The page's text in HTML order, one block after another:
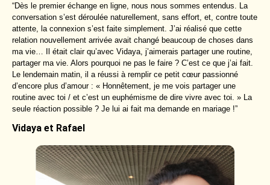
“Dès le premier échange en ligne, nous nous sommes entendus. La
conversation s’est déroulée naturellement, sans effort, et, contre toute
attente, la connexion s’est faite simplement. J’ai réalisé que cette
relation nouvellement arrivée avait changé beaucoup de choses dans
ma vie… Il était clair qu’avec Vidaya, j’aimerais partager une routine,
partager ma vie. Alors pourquoi ne pas le faire ? C’est ce que j’ai fait.
Le lendemain matin, il a réussi à remplir ce petit cœur passionné
d’encore plus d’amour : « Honnêtement, je me vois partager une
routine avec toi / et c’est un euphémisme de dire vivre avec toi. » La
seule réaction possible ? Je lui ai fait ma demande en mariage !”
Vidaya et Rafael